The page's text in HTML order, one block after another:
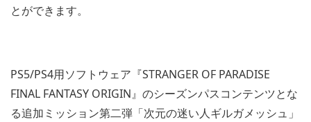
とができます。
PS5/PS4用ソフトウェア『STRANGER OF PARADISE
FINAL FANTASY ORIGIN』のシーズンパスコンテンツとな
る追加ミッション第二弾「次元の迷い人ギルガメッシュ」